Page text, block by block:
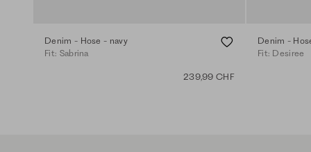
Denim - Hose - navy
Fit: Sabrina
239,99 CHF
Denim -
Fit: Desiree